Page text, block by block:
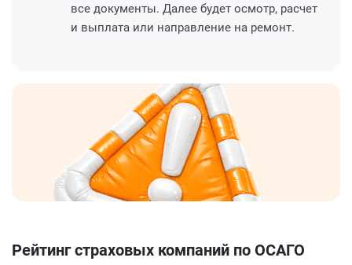
все документы. Далее будет осмотр, расчет
и выплата или направление на ремонт.
Рейтинг страховых компаний по ОСАГО